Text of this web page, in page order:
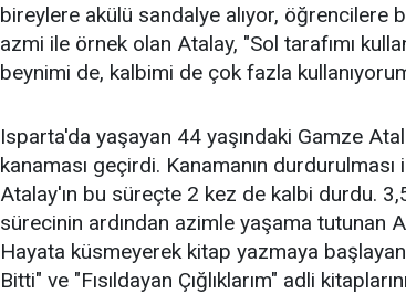
bireylere akülü sandalye alıyor, öğrencilere
azmi ile örnek olan Atalay, "Sol tarafımı
beynimi de, kalbimi de çok fazla
Isparta'da yaşayan 44 yaşındaki Gamze
kanaması geçirdi. Kanamanın
Atalay'ın bu süreçte 2 kez de kalbi durdu. 3,5
sürecinin ardından azimle yaşama tutunan
Hayata küsmeyerek kitap yazmaya
Bitti" ve "Fısıldayan Çığlıklarım" adli